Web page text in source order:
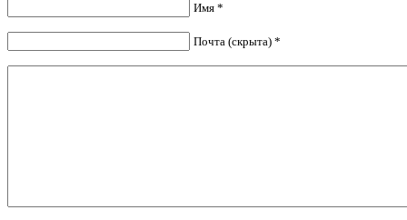
Имя *
Почта (скрыта) *